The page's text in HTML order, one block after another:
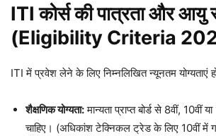
ITI कोर्स की पात्रता और आयु
(Eligibility Criteria
ITI में प्रवेश लेने के लिए निम्नलिखित न्यूनतम योग्यताएं
शैक्षणिक योग्यता:मान्यता प्राप्त बोर्ड से 8वीं, 10वीं
चाहिए। (अधिकांश टेक्निकल ट्रेड के लिए 10वीं में